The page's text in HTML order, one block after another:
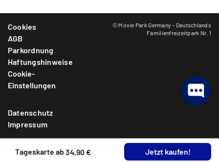
Tageskarte ab34,90 € Jetzt kaufen!
Cookies
AGB
Parkordnung
Haftungshinweise
Cookie-
Einstellungen
© Movie Park Germany – Deutschlands
Familienfreizeitpark Nr. 1
Datenschutz
Impressum